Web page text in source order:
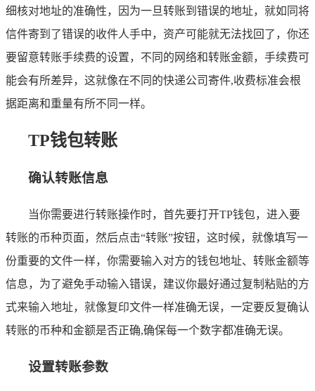
细核对地址的准确性，因为一旦转账到错误的地址，就如同将
信件寄到了错误的收件人手中，资产可能就无法找回了，你还
要留意转账手续费的设置，不同的网络和转账金额，手续费可
能会有所差异，这就像在不同的快递公司寄件,收费标准会根
据距离和重量有所不同一样。
TP钱包转账
确认转账信息
当你需要进行转账操作时，首先要打开TP钱包，进入要
转账的币种页面，然后点击“转账”按钮，这时候，就像填写一
份重要的文件一样，你需要输入对方的钱包地址、转账金额等
信息，为了避免手动输入错误，建议你最好通过复制粘贴的方
式来输入地址，就像复印文件一样准确无误，一定要反复确认
转账的币种和金额是否正确,确保每一个数字都准确无误。
设置转账参数